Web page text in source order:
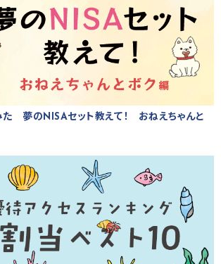
夢のNISAセット教えて！ おねえちゃんと